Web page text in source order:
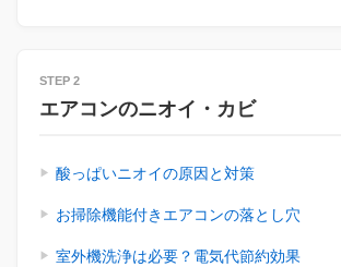
STEP 2
エアコンのニオイ・カビ
酸っぱいニオイの原因と対策
お掃除機能付きエアコンの落とし穴
室外機洗浄は必要？電気代節約効果